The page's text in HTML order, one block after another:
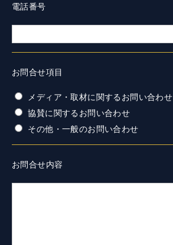
電話番号
お問合せ項目
メディア・取材に関するお問い合わせ
協賛に関するお問い合わせ
その他・一般のお問い合わせ
お問合せ内容